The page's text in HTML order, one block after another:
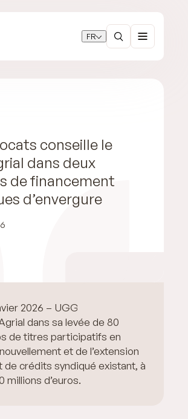
FR
conseille le
dans deux
de financement
d’envergure
2026 – UGGC Avocats a
dans sa levée de 80
de titres participatifs en
et de l’extension
de crédits syndiqué existant, à
millions d’euros.